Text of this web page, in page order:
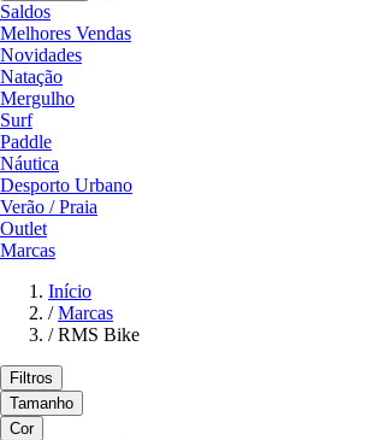
Saldos
Melhores Vendas
Novidades
Natação
Mergulho
Surf
Paddle
Náutica
Desporto Urbano
Verão / Praia
Outlet
Marcas
Início
/ Marcas
/ RMS Bike
Filtros
Tamanho
Cor